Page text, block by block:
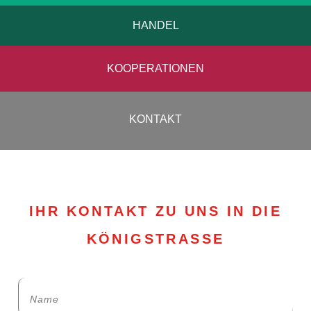
HANDEL
KOOPERATIONEN
KONTAKT
IHR KONTAKT ZU UNS IN DIE
KÖNIGSTRASSE